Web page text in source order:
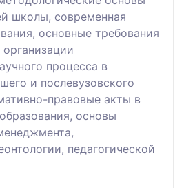
школы, современная
основные требования
процесса в
и послевузовского
правовые акты в
основы
педагогической